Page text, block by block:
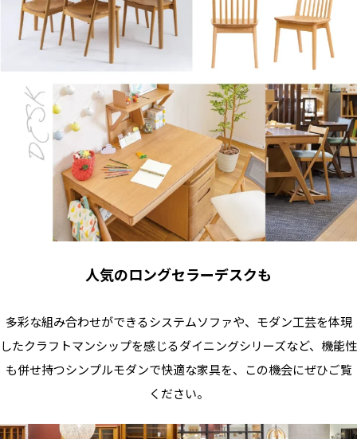
人気のロングセラーデスクも
多彩な組み合わせができるシステムソファや、モダン工芸を体現
したクラフトマンシップを感じるダイニングシリーズなど、機能性
も併せ持つシンプルモダンで快適な家具を、この機会にぜひご覧
ください。